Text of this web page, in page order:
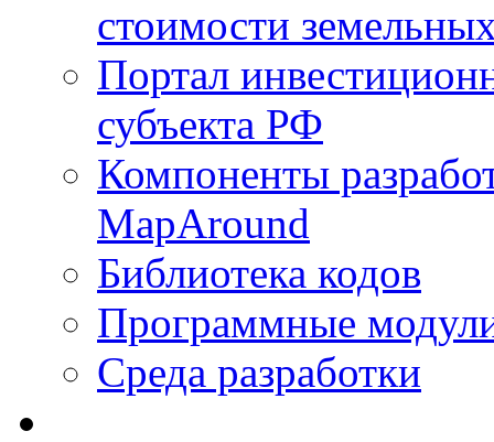
стоимости
Портал
субъекта РФ
Компоненты
MapAround
Библиотека кодов
Программные
Среда разработки